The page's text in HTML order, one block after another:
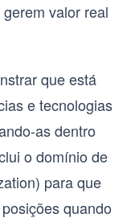
valor real
que está
e tecnologias
as dentro
o domínio de
para que
quando